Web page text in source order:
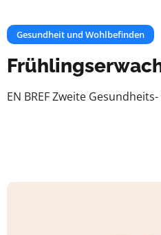
Gesundheit und Wohlbefinden
EN BREF Zweite